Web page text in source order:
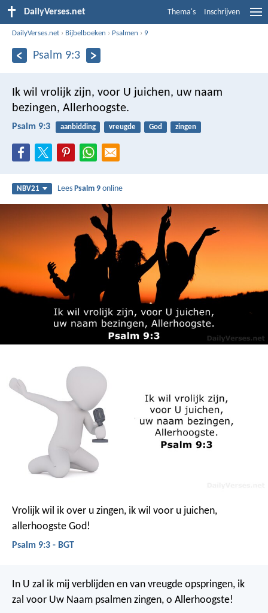
DailyVerses.net Thema's Inschrijven
DailyVerses.net › Bijbelboeken › Psalmen › 9
Psalm 9:3
Ik wil vrolijk zijn, voor U juichen, uw naam
bezingen, Allerhoogste.
Psalm 9:3 aanbidding vreugde God zingen
NBV21 LeesPsalm 9 online
Vrolijk wil ik over u zingen, ik wil voor u juichen,
allerhoogste God!
Psalm 9:3 - BGT
In U zal ik mij verblijden en van vreugde opspringen, ik
zal voor Uw Naam psalmen zingen, o Allerhoogste!